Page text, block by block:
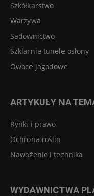
Szkółkarstwo
Warzywa
Sadownictwo
Szklarnie tunele osłony
Owoce jagodowe
ARTYKUŁY NA
Rynki i prawo
Ochrona roślin
Nawożenie i technika
WYDAWNICTWA